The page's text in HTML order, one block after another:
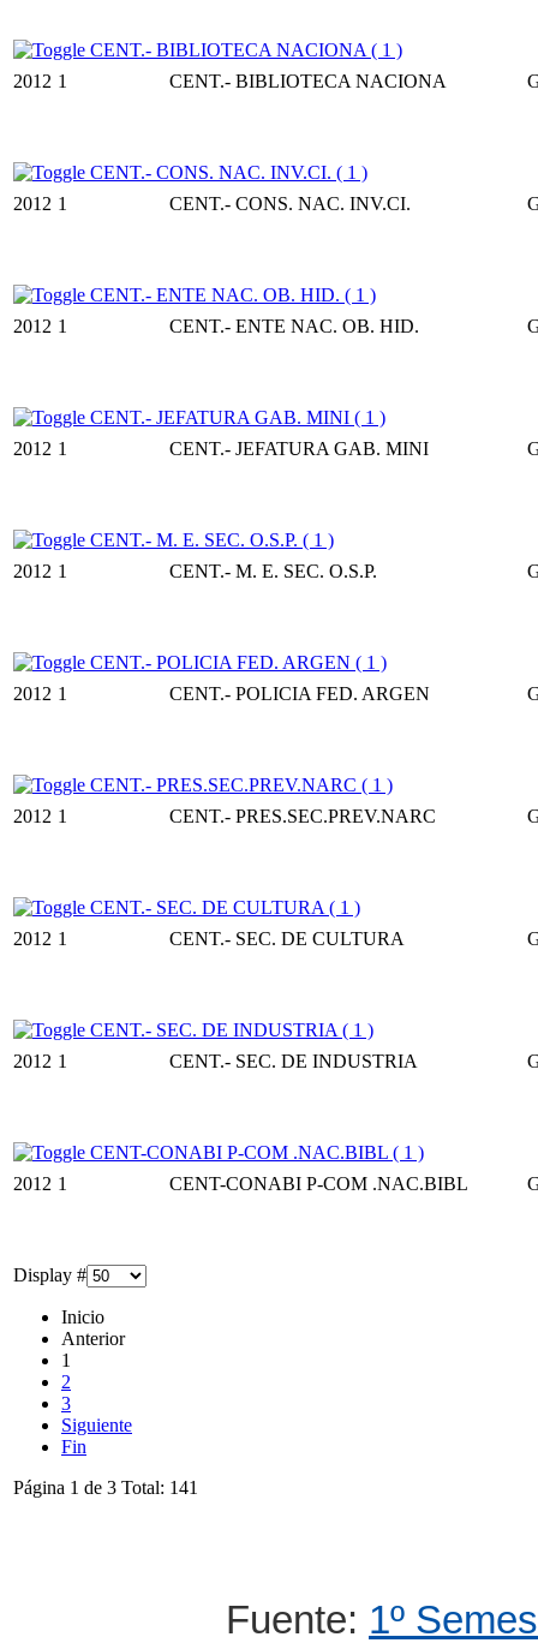
Display #
Inicio
Anterior
1
2
3
Siguiente
Fin
Página 1 de 3 Total: 141
CENT.- BIBLIOTECA NACIONA ( 1 )
2012 1 CENT.- BIBLIOTECA NACIONA
CENT.- CONS. NAC. INV.CI. ( 1 )
2012 1 CENT.- CONS. NAC. INV.CI.
CENT.- ENTE NAC. OB. HID. ( 1 )
2012 1 CENT.- ENTE NAC. OB. HID.
CENT.- JEFATURA GAB. MINI ( 1 )
2012 1 CENT.- JEFATURA GAB. MINI
CENT.- M. E. SEC. O.S.P. ( 1 )
2012 1 CENT.- M. E. SEC. O.S.P.
CENT.- POLICIA FED. ARGEN ( 1 )
2012 1 CENT.- POLICIA FED. ARGEN
CENT.- PRES.SEC.PREV.NARC ( 1 )
2012 1 CENT.- PRES.SEC.PREV.NARC
CENT.- SEC. DE CULTURA ( 1 )
2012 1 CENT.- SEC. DE CULTURA
CENT.- SEC. DE INDUSTRIA ( 1 )
2012 1 CENT.- SEC. DE INDUSTRIA
CENT-CONABI P-COM .NAC.BIBL ( 1 )
2012 1 CENT-CONABI P-COM .NAC.BIBL
Fuente: 1º